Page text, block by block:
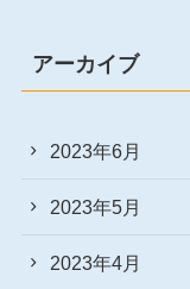
アーカイブ
2023年6月
2023年5月
2023年4月